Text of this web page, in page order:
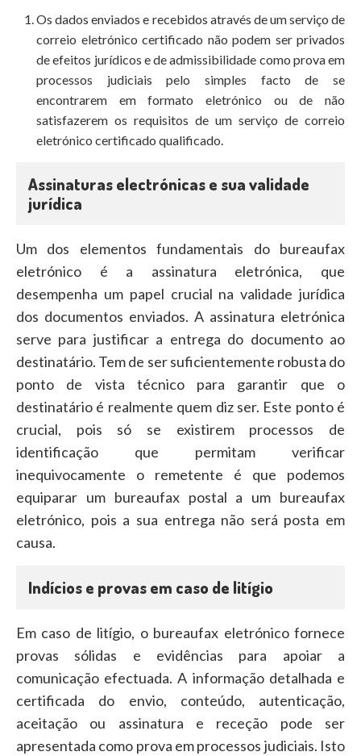
Os dados enviados e recebidos através de um serviço de
correio eletrónico certificado não podem ser privados
de efeitos jurídicos e de admissibilidade como prova em
processos judiciais pelo simples facto de se
encontrarem em formato eletrónico ou de não
satisfazerem os requisitos de um serviço de correio
eletrónico certificado qualificado.
Assinaturas electrónicas e sua validade
jurídica
Um dos elementos fundamentais do bureaufax
eletrónico é a assinatura eletrónica, que
desempenha um papel crucial na validade jurídica
dos documentos enviados. A assinatura eletrónica
serve para justificar a entrega do documento ao
destinatário. Tem de ser suficientemente robusta do
ponto de vista técnico para garantir que o
destinatário é realmente quem diz ser. Este ponto é
crucial, pois só se existirem processos de
identificação que permitam verificar
inequivocamente o remetente é que podemos
equiparar um bureaufax postal a um bureaufax
eletrónico, pois a sua entrega não será posta em
causa.
Indícios e provas em caso de litígio
Em caso de litígio, o bureaufax eletrónico fornece
provas sólidas e evidências para apoiar a
comunicação efectuada. A informação detalhada e
certificada do envio, conteúdo, autenticação,
aceitação ou assinatura e receção pode ser
apresentada como prova em processos judiciais. Isto